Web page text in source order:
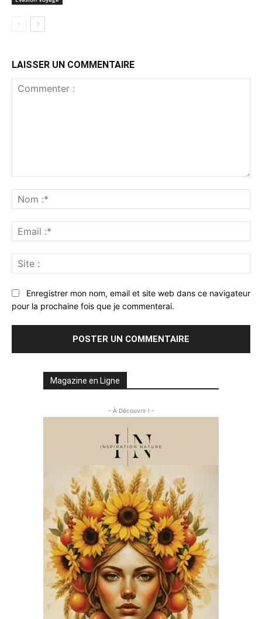
LAISSER UN COMMENTAIRE
:*
:*
:
Enregistrer mon nom, email et site web dans ce navigateur
pour la prochaine fois que je commenterai.
Magazine en Ligne
- À Découvrir ! -